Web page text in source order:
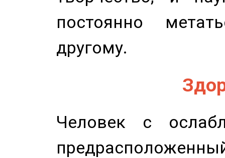
постоянно
другому.
Человек с